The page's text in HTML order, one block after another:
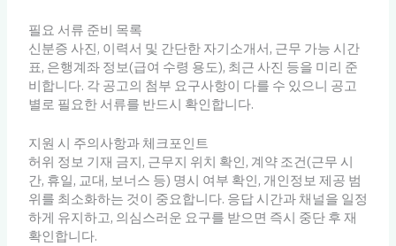
필요 서류 준비 목록
신분증 사진, 이력서 및 간단한 자기소개서, 근무 가능 시간
표, 은행계좌 정보(급여 수령 용도), 최근 사진 등을 미리 준
비합니다. 각 공고의 첨부 요구사항이 다를 수 있으니 공고
별로 필요한 서류를 반드시 확인합니다.
지원 시 주의사항과 체크포인트
허위 정보 기재 금지, 근무지 위치 확인, 계약 조건(근무 시
간, 휴일, 교대, 보너스 등) 명시 여부 확인, 개인정보 제공 범
위를 최소화하는 것이 중요합니다. 응답 시간과 채널을 일정
하게 유지하고, 의심스러운 요구를 받으면 즉시 중단 후 재
확인합니다.